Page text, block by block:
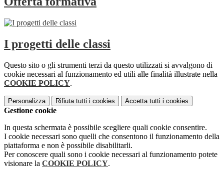
I progetti delle classi
Questo sito o gli strumenti terzi da questo utilizzati si avvalgono di
cookie necessari al funzionamento ed utili alle finalità illustrate nella
COOKIE POLICY.
Personalizza Rifiuta tutti i cookies Accetta tutti i cookies
Gestione cookie
In questa schermata è possibile scegliere quali cookie consentire.
I cookie necessari sono quelli che consentono il funzionamento della
piattaforma e non è possibile disabilitarli.
Per conoscere quali sono i cookie necessari al funzionamento potete
visionare la COOKIE POLICY.